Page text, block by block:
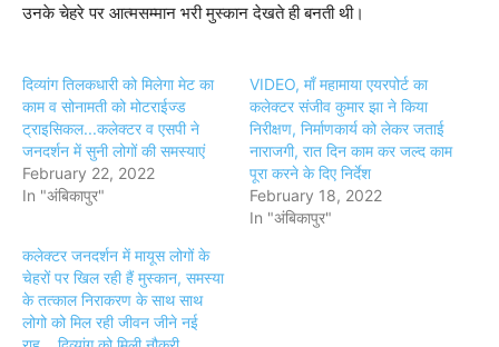
उनके चेहरे पर आत्मसम्मान भरी मुस्कान देखते ही बनती थी।
दिव्यांग तिलकधारी को मिलेगा मेट का
काम व सोनामती को मोटराईज्ड
ट्राइसिकल...कलेक्टर व एसपी ने
जनदर्शन में सुनी लोगों की समस्याएं
February 22, 2022
In "अंबिकापुर"
VIDEO, माँ महामाया एयरपोर्ट का
कलेक्टर संजीव कुमार झा ने किया
निरीक्षण, निर्माणकार्य को लेकर जताई
नाराजगी, रात दिन काम कर जल्द काम
पूरा करने के दिए निर्देश
February 18, 2022
In "अंबिकापुर"
कलेक्टर जनदर्शन में मायूस लोगों के
चेहरों पर खिल रही हैं मुस्कान, समस्या
के तत्काल निराकरण के साथ साथ
लोगो को मिल रही जीवन जीने नई